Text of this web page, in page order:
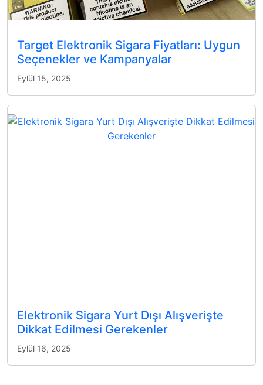
Target Elektronik Sigara Fiyatları: Uygun
Seçenekler ve Kampanyalar
Eylül 15, 2025
Elektronik Sigara Yurt Dışı Alışverişte
Dikkat Edilmesi Gerekenler
Eylül 16, 2025